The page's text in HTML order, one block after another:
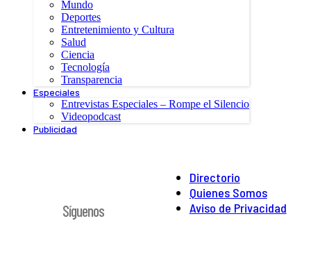
Mundo
Deportes
Entretenimiento y Cultura
Salud
Ciencia
Tecnología
Transparencia
Especiales
Entrevistas Especiales – Rompe el Silencio
Videopodcast
Publicidad
Directorio
Quienes Somos
Aviso de Privacidad
Síguenos